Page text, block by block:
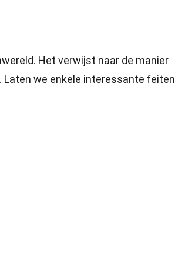
Het verwijst naar de manier
we enkele interessante feiten